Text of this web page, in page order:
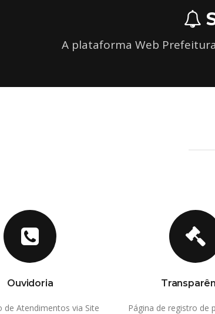
A plataforma Web
Ouvidoria
de Atendimentos via Site
Página de registro de